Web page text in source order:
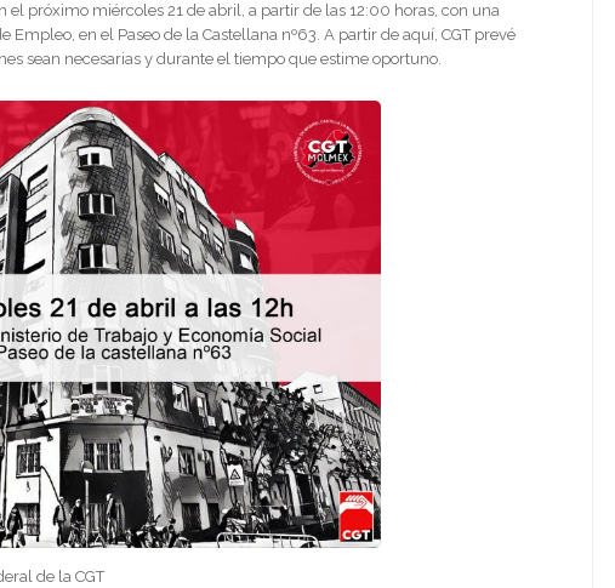
próximo miércoles 21 de abril, a partir de las 12:00 horas, con una
en el Paseo de la Castellana nº63. A partir de aquí, CGT prevé
sean necesarias y durante el tiempo que estime oportuno.
de la CGT